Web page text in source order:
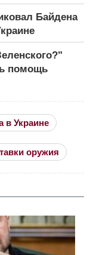
Байдена
помощь
в Украине
оружия